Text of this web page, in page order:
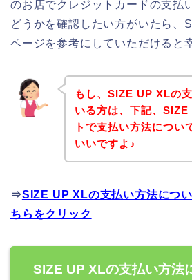
のお店でクレジットカードの支払
どうかを確認したい方がいたら、
ページを参考にしていただけると
もし、SIZE UP XLの
いる方は、下記、
トで支払い方法につい
いいですよ♪
⇒SIZE UP XLの支払い方法につ
ちらをクリック
SIZE UP XLの支払い方法